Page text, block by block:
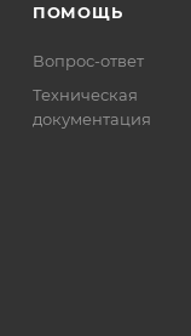
ПОМОЩЬ
Вопрос-ответ
Техническая
документация